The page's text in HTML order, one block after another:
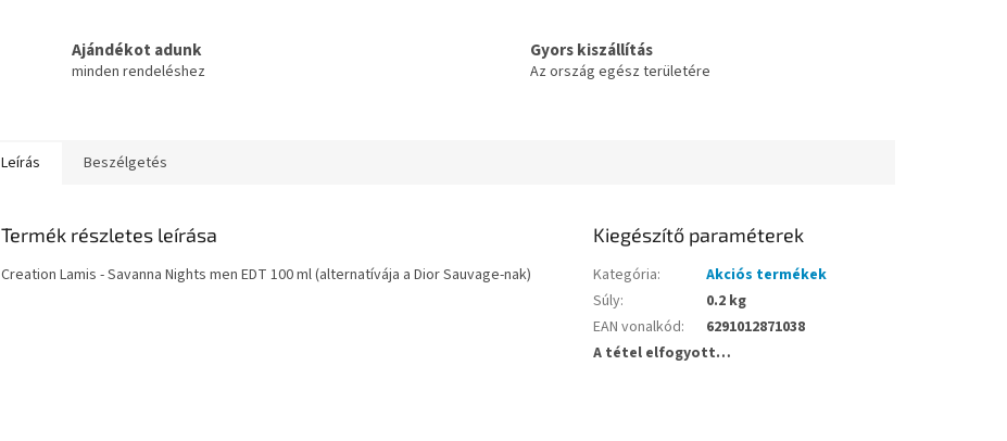
Ajándékot adunk
minden rendeléshez
Gyors kiszállítás
Az ország egész területére
Leírás Beszélgetés
Termék részletes leírása
Creation Lamis - Savanna Nights men EDT 100 ml (alternatívája a Dior Sauvage-nak)
Kiegészítő paraméterek
Kategória:
Akciós termékek
Súly:
0.2 kg
EAN vonalkód:
6291012871038
A tétel elfogyott…